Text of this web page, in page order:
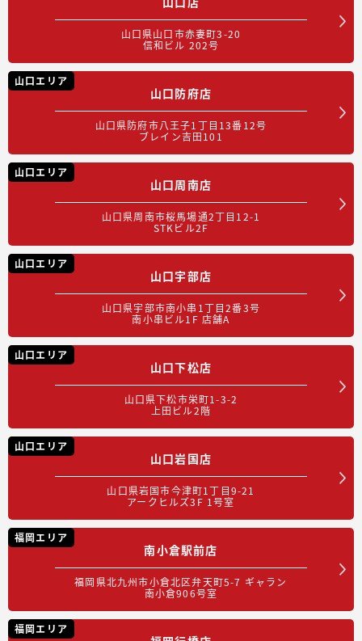
山口県山口市赤妻町3-20
信和ビル 202号
山口エリア
山口防府店
山口県防府市八王子1丁目13番12号
ブレイン吉田101
山口エリア
山口周南店
山口県周南市桜馬場通2丁目12-1
STKビル2F
山口エリア
山口宇部店
山口県宇部市南小串1丁目2番3号
南小串ビル1F 店舗A
山口エリア
山口下松店
山口県下松市栄町1-3-2
上田ビル2階
山口エリア
山口岩国店
山口県岩国市今津町1丁目9-21
アークヒルズ3F 1号室
福岡エリア
南小倉駅前店
福岡県北九州市小倉北区弁天町5-7 ギャラン
南小倉906号室
福岡エリア